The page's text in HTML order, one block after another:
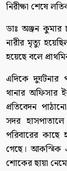
নিরীক্ষা শেষে
ডাঃ অঞ্জন কুমার
নারীর মৃত্যু
হয়েছে বলে
এদিকে দুর্ঘটনার
থানার অফিসার
প্রতিবেদন
সদর
পরিবারের কাছে
গেছে। আকস্মিক
শোকের ছায়া